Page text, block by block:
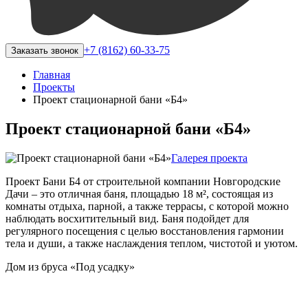
Заказать звонок +7 (8162) 60-33-75
Главная
Проекты
Проект стационарной бани «Б4»
Проект стационарной бани «Б4»
Галерея проекта
Проект Бани Б4 от строительной компании Новгородские
Дачи – это отличная баня, площадью 18 м², состоящая из
комнаты отдыха, парной, а также террасы, с которой можно
наблюдать восхитительный вид. Баня подойдет для
регулярного посещения с целью восстановления гармонии
тела и души, а также наслаждения теплом, чистотой и уютом.
Дом из бруса «Под усадку»